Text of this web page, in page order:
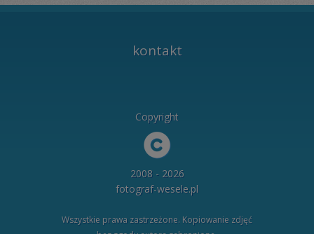
kontakt
Copyright
2008 - 2026
fotograf-wesele.pl
Wszystkie prawa zastrzeżone. Kopiowanie zdjęć